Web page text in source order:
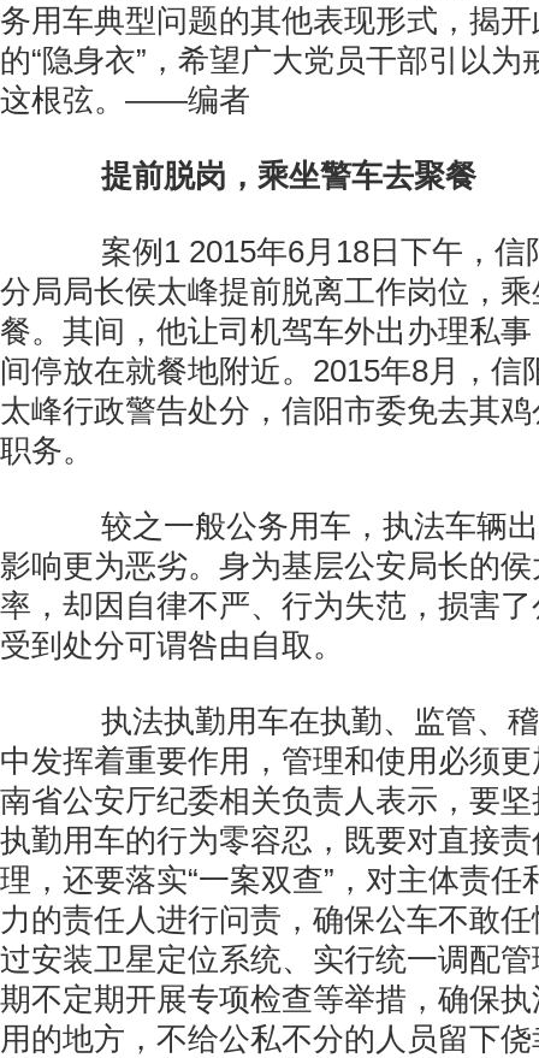
务用车典型问题的其他表现形式，揭开
的“隐身衣”，希望广大党员干部引以为
这根弦。——编者
提前脱岗，乘坐警车去聚餐
案例1 2015年6月18日下午，信
分局局长侯太峰提前脱离工作岗位，
餐。其间，他让司机驾车外出办理私
间停放在就餐地附近。2015年8月，信
太峰行政警告处分，信阳市委免去其
职务。
较之一般公务用车，执法车辆出
影响更为恶劣。身为基层公安局长的
率，却因自律不严、行为失范，损害
受到处分可谓咎由自取。
执法执勤用车在执勤、监管、稽
中发挥着重要作用，管理和使用必须
南省公安厅纪委相关负责人表示，要
执勤用车的行为零容忍，既要对直接
理，还要落实“一案双查”，对主体责任
力的责任人进行问责，确保公车不敢任
过安装卫星定位系统、实行统一调配
期不定期开展专项检查等举措，确保
用的地方，不给公私不分的人员留下